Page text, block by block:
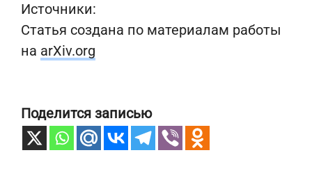
Источники:
Статья создана по материалам работы
на arXiv.org
Поделится записью